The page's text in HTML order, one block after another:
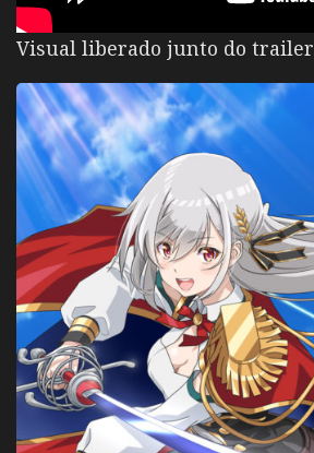
Visual liberado junto do trailer